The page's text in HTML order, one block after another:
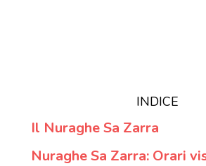
INDICE
Il Nuraghe Sa Zarra
Nuraghe Sa Zarra: Orari